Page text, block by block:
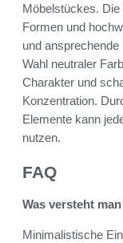
Möbelstückes.
Formen und
und
Wahl neutraler
Charakter und
Konzentration.
Elemente kann
nutzen.
FAQ
Was versteht
Minimalistische